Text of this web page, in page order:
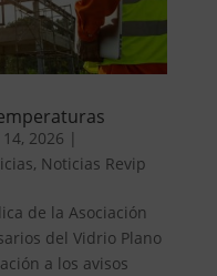
14, 2026 |
, Noticias Revip
de la Asociación
del Vidrio Plano
a los avisos